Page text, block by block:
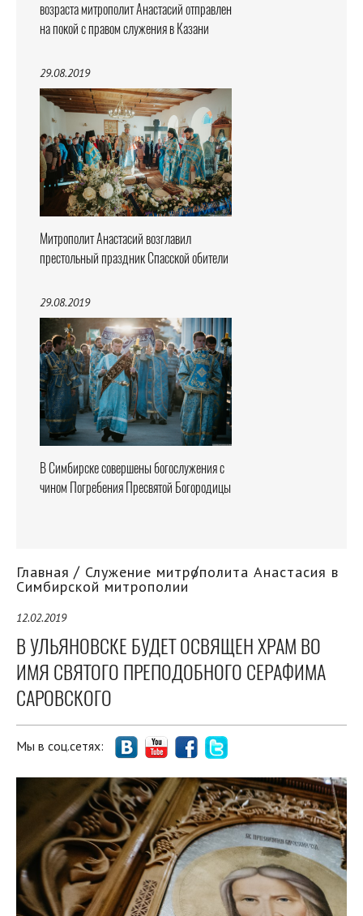
возраста митрополит Анастасий отправлен
на покой с правом служения в Казани
29.08.2019
Митрополит Анастасий возглавил
престольный праздник Спасской обители
29.08.2019
В Симбирске совершены богослужения с
чином Погребения Пресвятой Богородицы
Главная Служение митрополита Анастасия в
Симбирской митрополии
12.02.2019
В УЛЬЯНОВСКЕ БУДЕТ ОСВЯЩЕН ХРАМ ВО
ИМЯ СВЯТОГО ПРЕПОДОБНОГО СЕРАФИМА
САРОВСКОГО
Мы в соц.сетях: